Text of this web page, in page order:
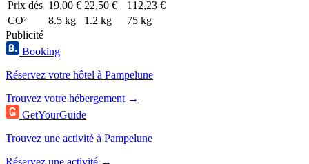
Prix dès 19,00 € 22,50 €
112,23 €
CO²
8.5 kg 1.2 kg
75 kg
Publicité
Booking
Réservez votre hôtel à Pampelune
Trouvez votre hébergement →
GetYourGuide
Trouvez une activité à Pampelune
Réservez une activité →